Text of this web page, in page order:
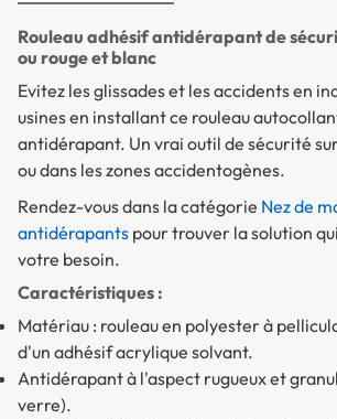
Rouleau adhésif antidérapant de
ou rouge et blanc
Evitez les glissades et les accidents en
usines en installant ce rouleau
antidérapant. Un vrai outil de sécurité
ou dans les zones accidentogènes.
Rendez-vous dans la catégorie Nez de
antidérapants pour trouver la solution
votre besoin.
Caractéristiques :
Matériau : rouleau en polyester à
d'un adhésif acrylique solvant.
Antidérapant à l'aspect rugueux et
verre).